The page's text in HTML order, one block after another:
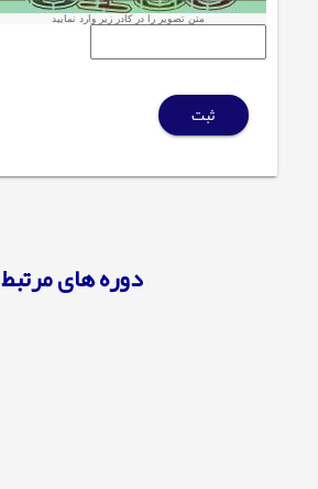
متن تصویر را در کادر زیر وارد نمایید
ثبت
دوره های مرتبط